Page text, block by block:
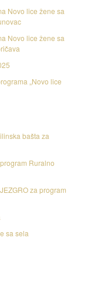
Novo lice žene sa
Novo lice žene sa
„Novo lice
bašta za
Ruralno
za program
sa sela